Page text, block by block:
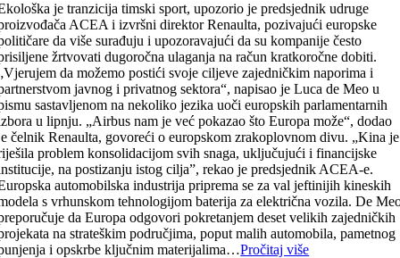
je tranzicija timski sport, upozorio je predsjednik udruge
ACEA i izvršni direktor Renaulta, pozivajući europske
da više surađuju i upozoravajući da su kompanije često
žrtvovati dugoročna ulaganja na račun kratkoročne dobiti.
da možemo postići svoje ciljeve zajedničkim naporima i
javnog i privatnog sektora“, napisao je Luca de Meo u
sastavljenom na nekoliko jezika uoči europskih parlamentarnih
u lipnju. „Airbus nam je već pokazao što Europa može“, dodao
čelnik Renaulta, govoreći o europskom zrakoplovnom divu. „Kina je
problem konsolidacijom svih snaga, uključujući i financijske
na postizanju istog cilja”, rekao je predsjednik ACEA-e.
automobilska industrija priprema se za val jeftinijih kineskih
s vrhunskom tehnologijom baterija za električna vozila. De
da Europa odgovori pokretanjem deset velikih zajedničkih
na strateškim područjima, poput malih automobila, pametnog
i opskrbe ključnim materijalima…Pročitaj više